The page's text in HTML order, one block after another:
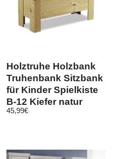
Holztruhe Holzbank
Truhenbank Sitzbank
für Kinder Spielkiste
B-12 Kiefer natur
45,99€